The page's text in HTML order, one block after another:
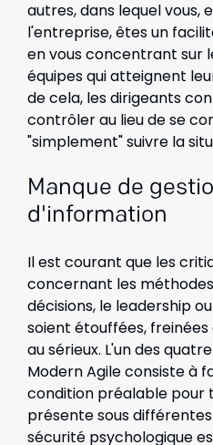
autres, dans lequel vous,
l'entreprise, êtes un
en vous concentrant sur
équipes qui atteignent
de cela, les dirigeants
contrôler au lieu de se
"simplement" suivre la
Manque de
d'information
Il est courant que les
concernant les
décisions, le leadership
soient étouffées,
au sérieux. L'un des
Modern Agile consiste à
condition préalable pour
présente sous
sécurité psychologique